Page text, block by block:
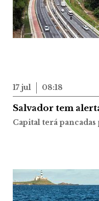
17 jul 08:18
Salvador tem
Capital terá